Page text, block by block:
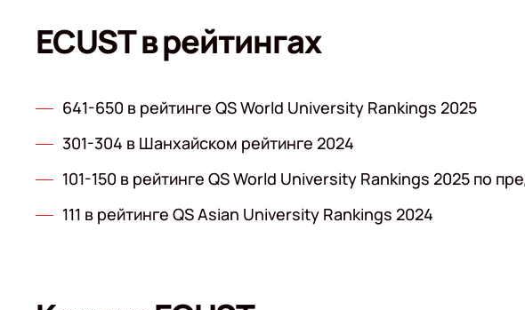
ECUST в рейтингах
641-650 в рейтинге QS World University Rankings 2025
301-304 в Шанхайском рейтинге 2024
101-150 в рейтинге QS World University Rankings 2025 по
111 в рейтинге QS Asian University Rankings 2024